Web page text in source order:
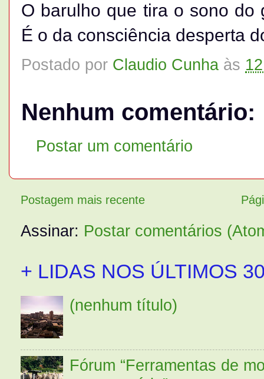
O barulho que tira o sono do
É o da consciência desperta
Postado por Claudio Cunha às
Nenhum comentário:
Postar um comentário
Postagem mais recente
Assinar: Postar comentários
+ LIDAS NOS ÚLTIMOS
(nenhum título)
Fórum “Ferramentas de